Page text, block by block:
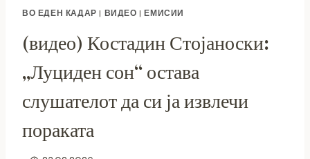
ВО ЕДЕН КАДАР | ВИДЕО |ЕМИСИИ
(видео) Костадин Стојаноски:
„Луциден сон“ остава
слушателот да си ја извлечи
пораката